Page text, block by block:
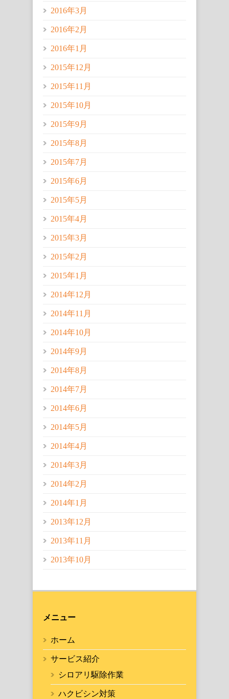
2016年3月
2016年2月
2016年1月
2015年12月
2015年11月
2015年10月
2015年9月
2015年8月
2015年7月
2015年6月
2015年5月
2015年4月
2015年3月
2015年2月
2015年1月
2014年12月
2014年11月
2014年10月
2014年9月
2014年8月
2014年7月
2014年6月
2014年5月
2014年4月
2014年3月
2014年2月
2014年1月
2013年12月
2013年11月
2013年10月
メニュー
ホーム
サービス紹介
シロアリ駆除作業
ハクビシン対策